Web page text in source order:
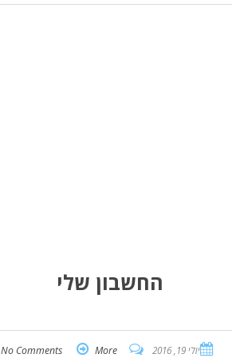
החשבון שלי
יולי 19, 2016 No Comments More